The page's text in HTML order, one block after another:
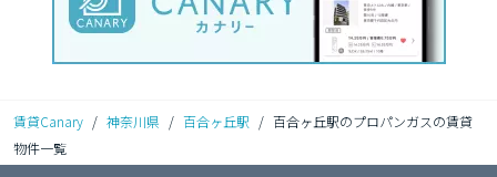
賃貸Canary / 神奈川県 / 百合ヶ丘駅 / 百合ヶ丘駅のプロパンガスの賃貸
物件一覧